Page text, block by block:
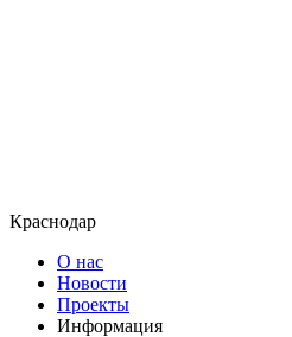
Краснодар
О нас
Новости
Проекты
Информация